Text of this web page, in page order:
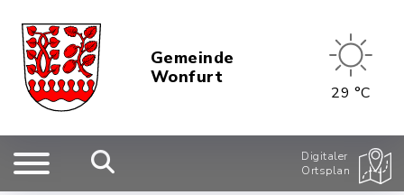
Gemeinde
Wonfurt
29 °C
Digitaler
Ortsplan